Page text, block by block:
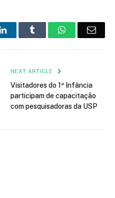
LinkedIn Tumblr WhatsApp
NEXT ARTICLE
Visitadores do 1ª Infância
participam de capacitação
com pesquisadoras da USP